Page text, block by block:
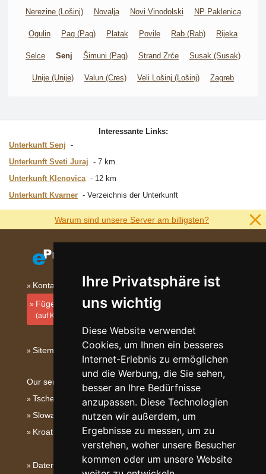
Ihre Privatsphäre ist
uns wichtig
Diese Website verwendet
Cookies, um Ihnen ein besseres
Internet-Erlebnis zu ermöglichen
und die Werbung, die Sie sehen,
besser an Ihre Bedürfnisse
anzupassen. Diese Technologien
nutzen wir außerdem, um
Ergebnisse zu messen, um zu
verstehen, woher unsere Besucher
kommen oder um unsere Website
Nerezine (Lošinj) Novalja Novi Vinodolski NP Paklenica
Ogulin Pag (Pag) Platak Povile Rab (Rab) Rijeka
Selce Senj Šimuni (Pag) Strand Zrće Susak (Susak)
Unije (Unije) Valun (Cres) Veli Lošinj (Lošinj) Zagreb
Interessante Links:
Unterkunft Senj
Unterkunft Sveti Juraj
7 km
Unterkunft Klenovica
12 km
Unterkunft Kvarner
Verzeichnis der Unterkunft
Warum sind unsere Server am billigsten?
Kontakt
Fügen Sie Ihre Unterkunft hinzu
(auf Kroatisch)
Sitemap
Our servers:
Tschechische Gebirge
Slowakische Gebirge
Kroatien
Datenschutz